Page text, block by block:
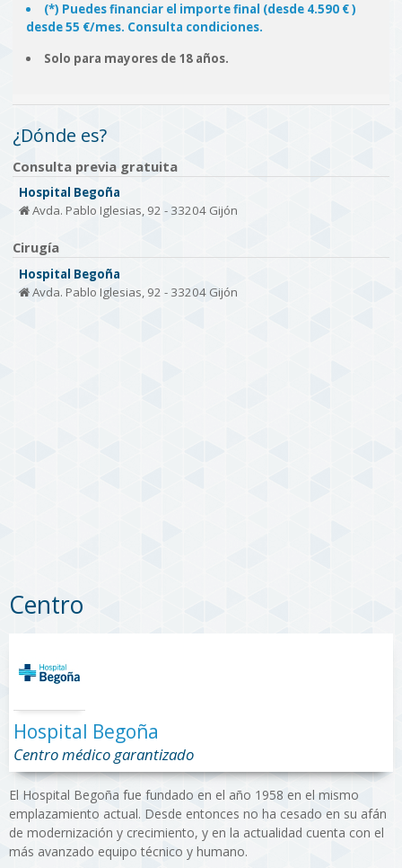
(*) Puedes financiar el importe final (desde 4.590 € )
desde 55 €/mes. Consulta condiciones.
Solo para mayores de 18 años.
¿Dónde es?
Consulta previa gratuita
Hospital Begoña
Avda. Pablo Iglesias, 92 - 33204 Gijón
Cirugía
Hospital Begoña
Avda. Pablo Iglesias, 92 - 33204 Gijón
Centro
Hospital Begoña
Centro médico garantizado
El Hospital Begoña fue fundado en el año 1958 en el mismo
emplazamiento actual. Desde entonces no ha cesado en su afán
de modernización y crecimiento, y en la actualidad cuenta con el
más avanzado equipo técnico y humano.